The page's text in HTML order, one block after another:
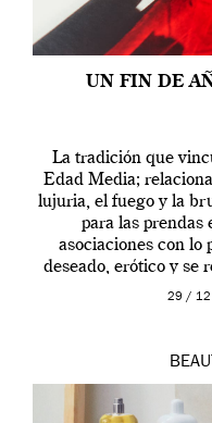
UN FIN DE
La tradición que
Edad Media;
lujuria, el fuego y la
para las prendas
asociaciones con lo
deseado, erótico y se
29 /